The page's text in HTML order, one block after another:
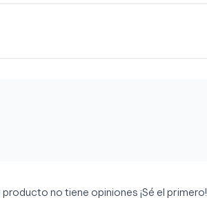
producto no tiene opiniones ¡Sé el primero!